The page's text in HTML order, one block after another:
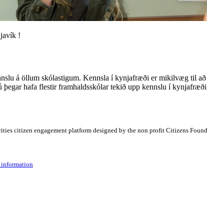
!
á öllum skólastigum. Kennsla í kynjafræði er mikilvæg til
hafa flestir framhaldsskólar tekið upp kennslu í
citizen engagement platform designed by the non profit Citizens
information